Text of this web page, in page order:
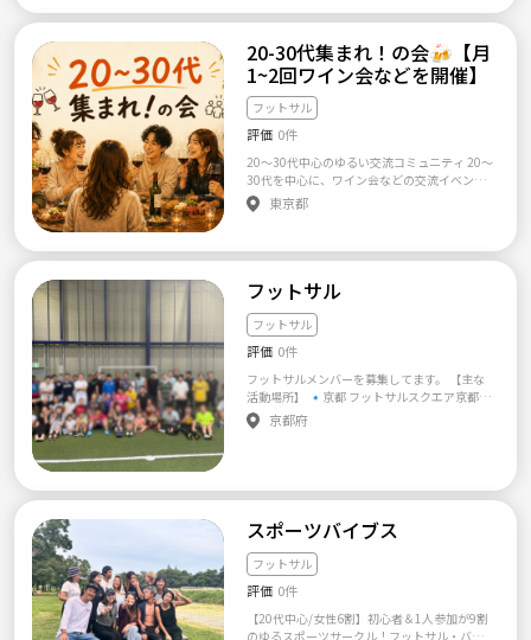
20-30代集まれ！の会🍻【月
1~2回ワイン会などを開催】
フットサル
評価 0件
20〜30代中心のゆるい交流コミュニティ 20〜
30代を中心に、ワイン会などの交流イベント
や、ランニング・フットサルといったスポー
ツイベントを開催しています。 「社会人にな
「休日を一緒に楽しめる仲間がほしい」 「普
方が、気軽に参加できる場所を目指していま
す。 メインの参加者は20〜30代ですが、年齢
や性別にかかわらず、40代以上の方も大歓迎
です。 ⸻ 【コンセプト】 ゆるく、自然に
つながれるコミュニティ 仲良しグループを作
ることだけを目的とするのではなく、興味や
好奇心をきっかけに、さまざまな人が自然に
つながれる場所を目指しています。 初参加の
方や一人参加の方でも楽しめるよう、特定の
えるようなコミュニティにしていきたいと考
えています。 ⸻ 【サークルの特徴】 📌 た
だの飲み会ではありません ワインを飲んで盛
り上がるだけではなく、イベントごとに簡単
なトークテーマや企画を設けています。 仕
事、趣味、旅行、人生観など、普段はなかな
しい価値観や気づきを得られるようなイベン
東京都
フットサル
フットサル
評価 0件
フットサルメンバーを募集してます。 【主な
活動場所】 🔹京都 フットサルスクエア京都南
（最寄駅:竹田駅） サン・グリーン スポーツ
（最寄駅:長岡京駅） 🔸大阪 ノアフットサルス
京都府
スポーツバイブス
フットサル
評価 0件
【20代中心/女性6割】初心者＆1人参加が9割
のゆるスポーツサークル！フットサル・バレ